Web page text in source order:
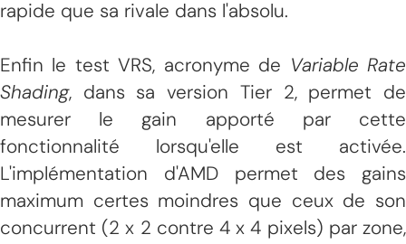
rapide que sa rivale dans l'absolu.
Enfin le test VRS, acronyme de Variable Rate
Shading, dans sa version Tier 2, permet de
mesurer le gain apporté par cette
fonctionnalité lorsqu'elle est activée.
L'implémentation d'AMD permet des gains
maximum certes moindres que ceux de son
concurrent (2 x 2 contre 4 x 4 pixels) par zone,